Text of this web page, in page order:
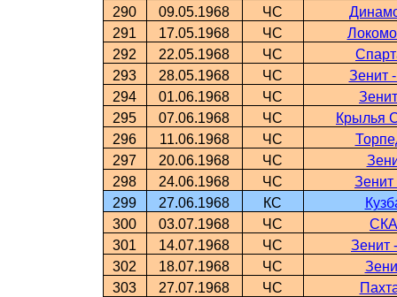
290
09.05.1968 ЧС
291
17.05.1968 ЧС
292
22.05.1968 ЧС
293
28.05.1968 ЧС
Зенит
294
01.06.1968 ЧС
295
07.06.1968 ЧС
Крылья
296
11.06.1968 ЧС
297
20.06.1968 ЧС
298
24.06.1968 ЧС
299
27.06.1968 КС
300
03.07.1968 ЧС
301
14.07.1968 ЧС
Зенит
302
18.07.1968 ЧС
303
27.07.1968 ЧС